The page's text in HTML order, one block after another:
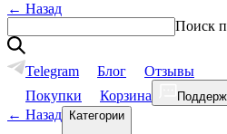
← Назад
Поиск
Telegram Блог
Отзывы
Покупки
Корзина
← Назад Категории